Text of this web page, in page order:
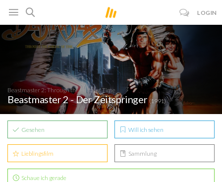
LOGIN
Beastmaster 2: Through the Portal of Time
Beastmaster 2 - Der Zeitspringer(1991)
Gesehen Will ich sehen
Lieblingsfilm Sammlung
Schaue ich gerade